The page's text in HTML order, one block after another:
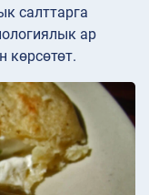
салттарга
ар
көрсөтөт.